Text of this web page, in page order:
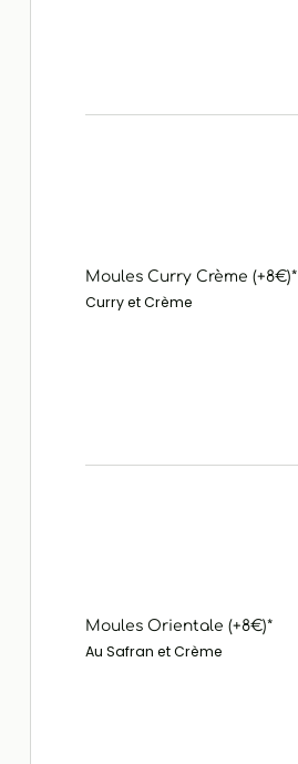
Moules Curry Crème (+8€)*
Curry et Crème
Moules Orientale (+8€)*
Au Safran et Crème